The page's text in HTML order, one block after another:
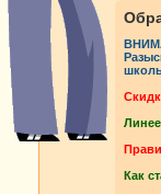
Как